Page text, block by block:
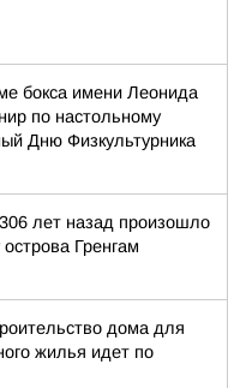
бокса имени Леонида
по настольному
Дню Физкультурника
лет назад произошло
Гренгам
дома для
жилья идет по